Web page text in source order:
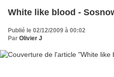
White like blood -
Publié le 02/12/2009 à 00:02
Par Olivier J